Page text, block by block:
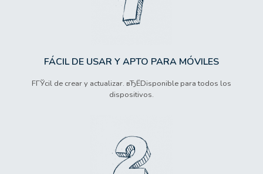
FÁCIL DE USAR Y APTO PARA MÓVILES
FГЎcil de crear y actualizar. вЂЁDisponible para todos los
dispositivos.